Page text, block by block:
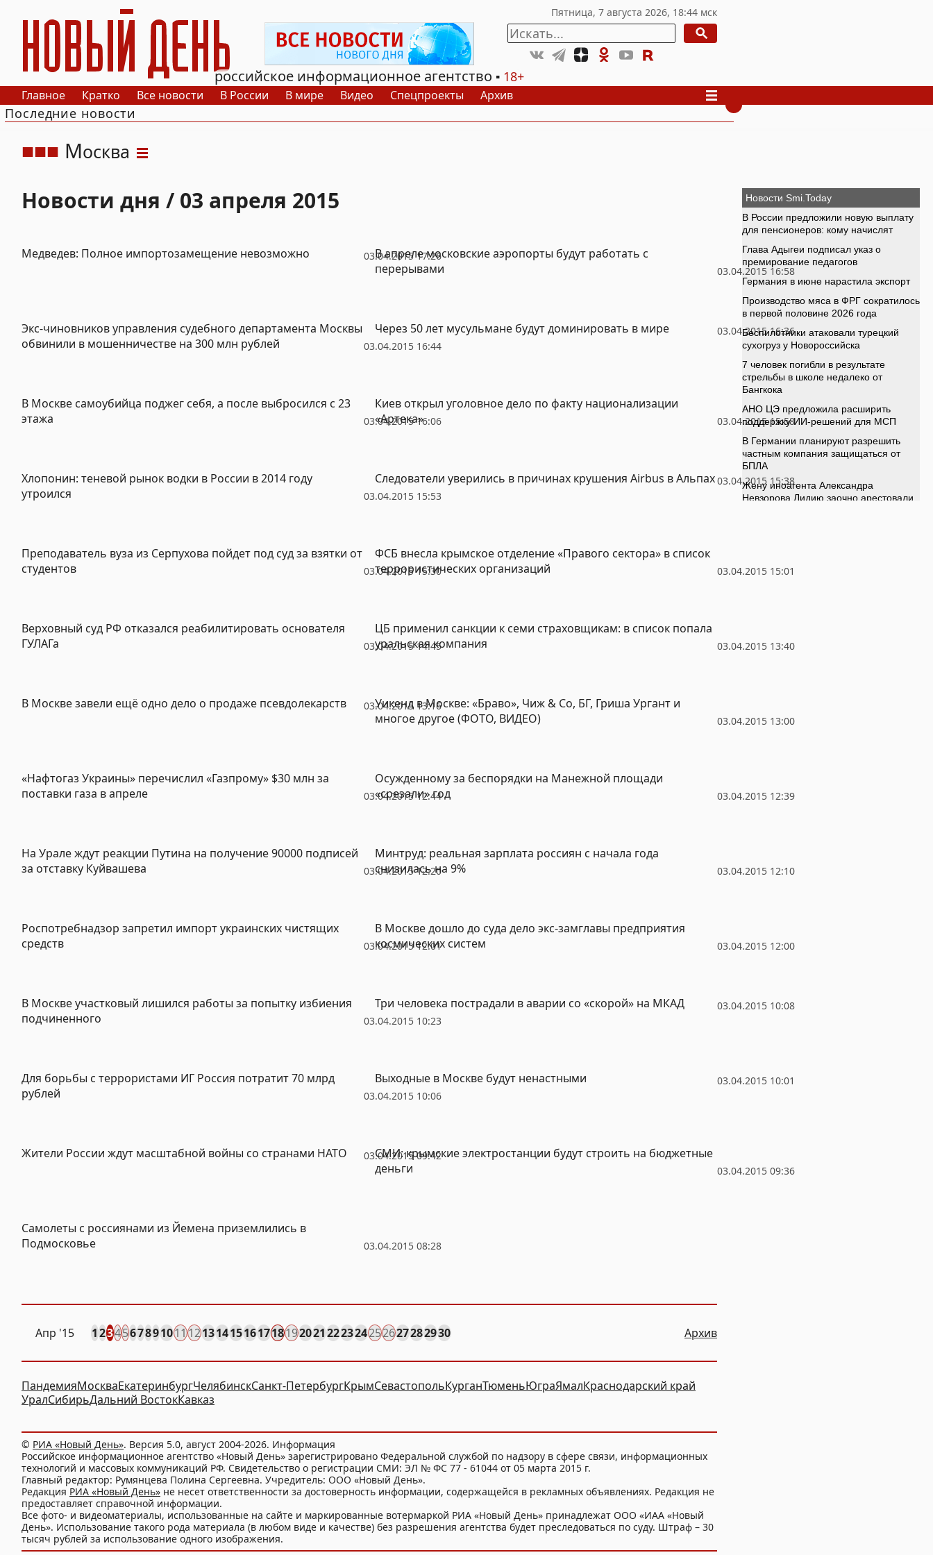
РИА Новый День
российское информационное агентство
18+
Главное Кратко Все новости В России В мире Видео Спецпроекты Архив
Последние новости
Москва
Новости дня / 03 апреля 2015
03.04.2015 17:26
Медведев: Полное импортозамещение невозможно
03.04.2015 16:58
В апреле московские аэропорты будут работать с
перерывами
03.04.2015 16:44
Экс-чиновников управления судебного департамента Москвы
обвинили в мошенничестве на 300 млн рублей
03.04.2015 16:36
Через 50 лет мусульмане будут доминировать в мире
03.04.2015 16:06
В Москве самоубийца поджег себя, а после выбросился с 23
этажа
03.04.2015 15:58
Киев открыл уголовное дело по факту национализации
«Артека»
03.04.2015 15:53
Хлопонин: теневой рынок водки в России в 2014 году
утроился
03.04.2015 15:38
Следователи уверились в причинах крушения Airbus в Альпах
03.04.2015 15:30
Преподаватель вуза из Серпухова пойдет под суд за взятки от
студентов
03.04.2015 15:01
ФСБ внесла крымское отделение «Правого сектора» в список
террористических организаций
03.04.2015 14:45
Верховный суд РФ отказался реабилитировать основателя
ГУЛАГа
03.04.2015 13:40
ЦБ применил санкции к семи страховщикам: в список попала
уральская компания
03.04.2015 13:16
В Москве завели ещё одно дело о продаже псевдолекарств
03.04.2015 13:00
Уикенд в Москве: «Браво», Чиж & Со, БГ, Гриша Ургант и
многое другое (ФОТО, ВИДЕО)
03.04.2015 12:44
«Нафтогаз Украины» перечислил «Газпрому» $30 млн за
поставки газа в апреле
03.04.2015 12:39
Осужденному за беспорядки на Манежной площади
«срезали» год
03.04.2015 12:20
На Урале ждут реакции Путина на получение 90000 подписей
за отставку Куйвашева
03.04.2015 12:10
Минтруд: реальная зарплата россиян с начала года
снизилась на 9%
03.04.2015 12:01
Роспотребнадзор запретил импорт украинских чистящих
средств
03.04.2015 12:00
В Москве дошло до суда дело экс-замглавы предприятия
космических систем
03.04.2015 10:23
В Москве участковый лишился работы за попытку избиения
подчиненного
03.04.2015 10:08
Три человека пострадали в аварии со «скорой» на МКАД
03.04.2015 10:06
Для борьбы с террористами ИГ Россия потратит 70 млрд
рублей
03.04.2015 10:01
Выходные в Москве будут ненастными
03.04.2015 09:42
Жители России ждут масштабной войны со странами НАТО
03.04.2015 09:36
СМИ: крымские электростанции будут строить на бюджетные
деньги
03.04.2015 08:28
Самолеты с россиянами из Йемена приземлились в
Подмосковье
Апр '15 123456789101112131415161718192021222324252627282930 Архив
ПандемияМоскваЕкатеринбургЧелябинскСанкт-ПетербургКрымСевастопольКурганТюменьЮграЯмалКраснодарский край
УралСибирьДальний ВостокКавказ
© РИА «Новый День». Версия 5.0, август 2004-2026. Информация
Российское информационное агентство «Новый День» зарегистрировано Федеральной службой по надзору в сфере связи, информационных
технологий и массовых коммуникаций РФ. Свидетельство о регистрации СМИ: ЭЛ № ФС 77 - 61044 от 05 марта 2015 г.
Главный редактор: Румянцева Полина Сергеевна. Учредитель: ООО «Новый День».
Редакция РИА «Новый День» не несет ответственности за достоверность информации, содержащейся в рекламных объявлениях. Редакция не
предоставляет справочной информации.
Все фото- и видеоматериалы, использованные на сайте и маркированные вотермаркой РИА «Новый День» принадлежат ООО «ИАА «Новый
День». Использование такого рода материала (в любом виде и качестве) без разрешения агентства будет преследоваться по суду. Штраф – 30
тысяч рублей за использование одного изображения.